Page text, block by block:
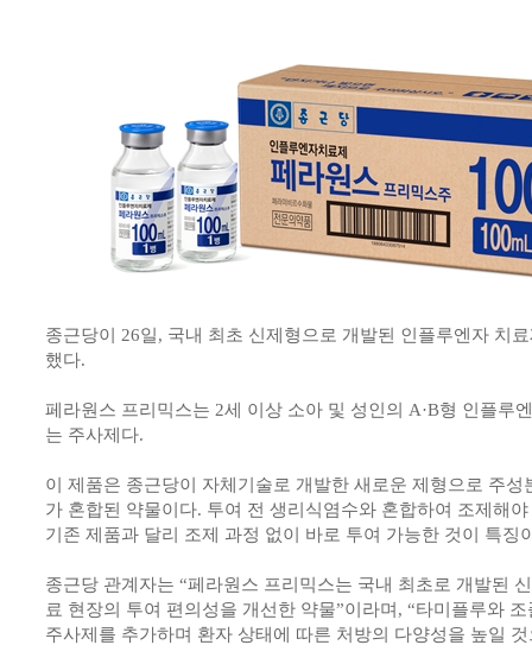
종근당이 26일, 국내 최초 신제형으로 개발된 인플루엔자 치
했다.
페라원스 프리믹스는 2세 이상 소아 및 성인의 A·B형 인플루
는 주사제다.
이 제품은 종근당이 자체기술로 개발한 새로운 제형으로 주
가 혼합된 약물이다. 투여 전 생리식염수와 혼합하여 조제해
기존 제품과 달리 조제 과정 없이 바로 투여 가능한 것이 특징
종근당 관계자는 “페라원스 프리믹스는 국내 최초로 개발된
료 현장의 투여 편의성을 개선한 약물”이라며, “타미플루와
주사제를 추가하며 환자 상태에 따른 처방의 다양성을 높일